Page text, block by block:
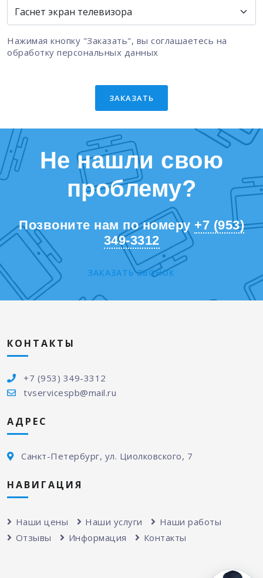
Нажимая кнопку "Заказать", вы соглашаетесь на
обработку персональных данных
ЗАКАЗАТЬ
Не нашли свою
проблему?
Позвоните нам по номеру +7 (953)
349-3312
ЗАКАЗАТЬ ЗВОНОК
КОНТАКТЫ
+7 (953) 349-3312
tvservicespb@mail.ru
АДРЕС
Санкт-Петербург, ул. Циолковского, 7
НАВИГАЦИЯ
Наши цены Наши услуги
Наши работы
Отзывы
Информация Контакты